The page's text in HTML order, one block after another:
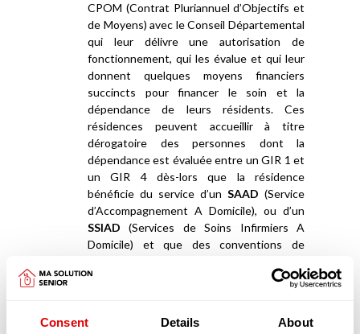
Consent Details About
CPOM (Contrat Pluriannuel d’Objectifs et
de Moyens) avec le Conseil Départemental
qui leur délivre une autorisation de
fonctionnement, qui les évalue et qui leur
donnent quelques moyens financiers
succincts pour financer le soin et la
dépendance de leurs résidents. Ces
résidences peuvent accueillir à titre
dérogatoire des personnes dont la
dépendance est évaluée entre un GIR 1 et
un GIR 4 dès-lors que la résidence
bénéficie du service d’un SAAD (Service
d’Accompagnement A Domicile), ou d’un
SSIAD (Services de Soins Infirmiers A
Domicile) et que des conventions de
EHPAD
coliving